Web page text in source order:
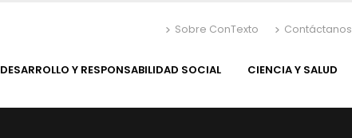
Sobre ConTexto Contáctanos
DESARROLLO Y RESPONSABILIDAD SOCIAL CIENCIA Y SALUD